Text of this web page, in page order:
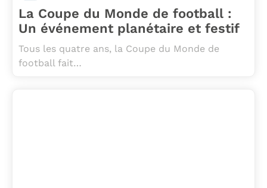
La Coupe du Monde de football :
Un événement planétaire et festif
Tous les quatre ans, la Coupe du Monde de
football fait…